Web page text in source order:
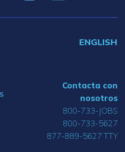
ENGLISH
Contacta con
nosotros
800-733-JOBS
800-733-5627
877-889-5627 TTY